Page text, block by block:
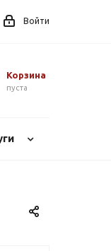
Войти
Корзина
пуста